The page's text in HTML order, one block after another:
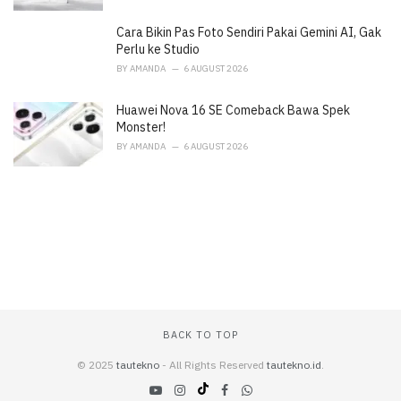
Cara Bikin Pas Foto Sendiri Pakai Gemini AI, Gak
Perlu ke Studio
BY AMANDA 6 AUGUST 2026
Huawei Nova 16 SE Comeback Bawa Spek
Monster!
BY AMANDA 6 AUGUST 2026
BACK TO TOP
© 2025 tautekno - All Rights Reserved tautekno.id